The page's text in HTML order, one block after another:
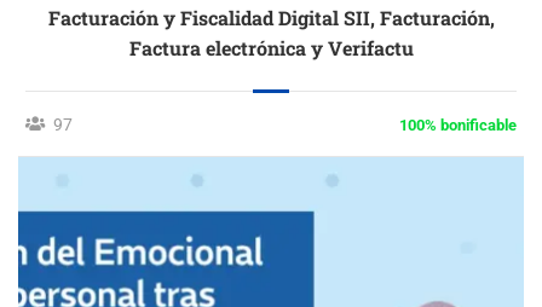
Facturación y Fiscalidad Digital SII, Facturación,
Factura electrónica y Verifactu
97 100% bonificable